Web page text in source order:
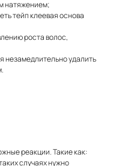
натяжением;
тейп клеевая основа
роста волос,
незамедлительно удалить
реакции. Такие как:
случаях нужно